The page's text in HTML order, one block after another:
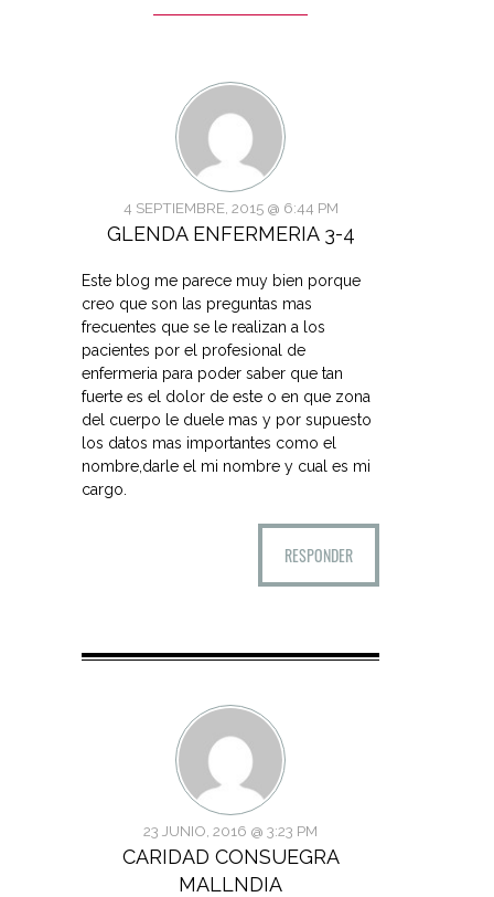
4 SEPTIEMBRE, 2015 @ 6:44 PM
GLENDA ENFERMERIA 3-4
Este blog me parece muy bien porque
creo que son las preguntas mas
frecuentes que se le realizan a los
pacientes por el profesional de
enfermeria para poder saber que tan
fuerte es el dolor de este o en que zona
del cuerpo le duele mas y por supuesto
los datos mas importantes como el
nombre,darle el mi nombre y cual es mi
cargo.
RESPONDER
23 JUNIO, 2016 @ 3:23 PM
CARIDAD CONSUEGRA
MALLNDIA